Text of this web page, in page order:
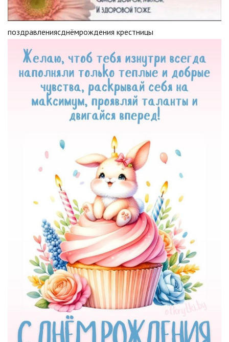
поздравлениясднёмрождения крестницы